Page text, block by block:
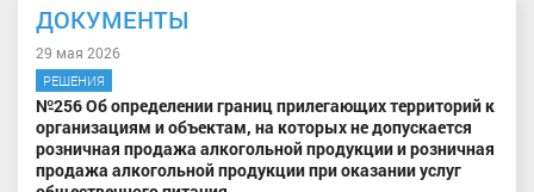
ДОКУМЕНТЫ
29 мая 2026
РЕШЕНИЯ
№256 Об определении границ прилегающих территорий к
организациям и объектам, на которых не допускается
розничная продажа алкогольной продукции и розничная
продажа алкогольной продукции при оказании услуг